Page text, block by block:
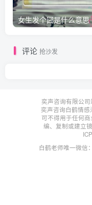
评论 抢沙发
奕声咨询有限公
奕声咨询白鹤情
可不得用于任何
编、复制或建立
白鹤老师唯一微信